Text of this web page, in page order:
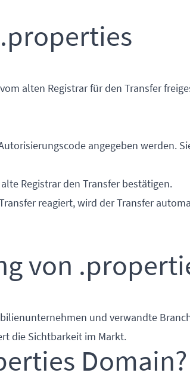
alten Registrar für den Transfer
angegeben werden.
Registrar den Transfer bestätigen.
reagiert, wird der Transfer
von
und verwandte
die Sichtbarkeit im Markt.
Domain?